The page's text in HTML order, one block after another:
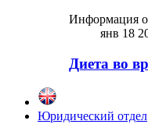
Информация о
янв 18
Диета во
Юридический отдел